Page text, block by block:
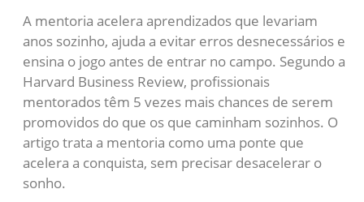
A mentoria acelera aprendizados que levariam
anos sozinho, ajuda a evitar erros desnecessários e
ensina o jogo antes de entrar no campo. Segundo a
Harvard Business Review, profissionais
mentorados têm 5 vezes mais chances de serem
promovidos do que os que caminham sozinhos. O
artigo trata a mentoria como uma ponte que
acelera a conquista, sem precisar desacelerar o
sonho.